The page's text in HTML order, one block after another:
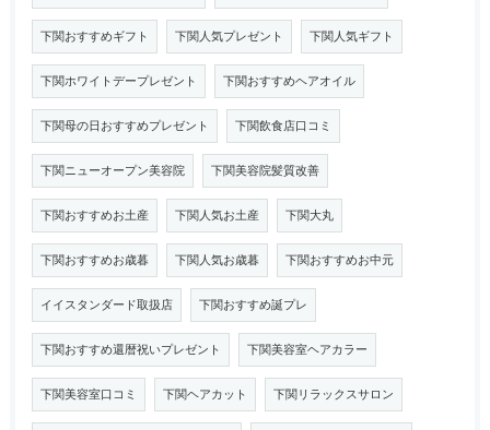
下関おすすめギフト 下関人気プレゼント 下関人気ギフト
下関ホワイトデープレゼント 下関おすすめヘアオイル
下関母の日おすすめプレゼント 下関飲食店口コミ
下関ニューオープン美容院 下関美容院髪質改善
下関おすすめお土産 下関人気お土産 下関大丸
下関おすすめお歳暮 下関人気お歳暮 下関おすすめお中元
イイスタンダード取扱店 下関おすすめ誕プレ
下関おすすめ還暦祝いプレゼント 下関美容室ヘアカラー
下関美容室口コミ 下関ヘアカット 下関リラックスサロン